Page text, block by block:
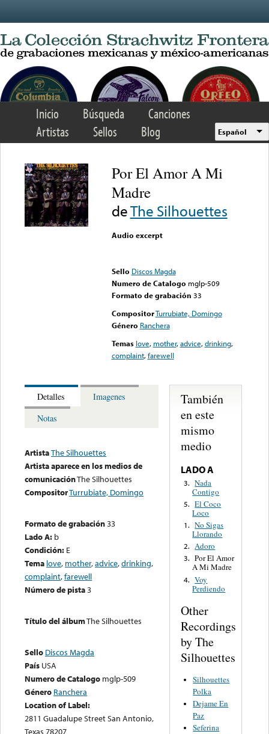
Inicio Búsqueda
Canciones
Artistas
Sellos Blog Español
Por El Amor A Mi
Madre
deThe Silhouettes
Audio excerpt
Sello Discos Magda
Numero de Catalogo mglp-509
Formato de grabación 33
CompositorTurrubiate, Domingo
Género Ranchera
Temas love, mother,advice,drinking,
complaint,farewell
Detalles
Imagenes
Notas
ArtistaThe Silhouettes
Artista aparece en los medios de
comunicaciónThe Silhouettes
CompositorTurrubiate, Domingo
Formato de grabación33
Lado A: b
Condición: E
Tema love, mother,advice,drinking,
complaint,farewell
Número de pista3
Título del álbumThe Silhouettes
Sello Discos Magda
País USA
Numero de Catalogo mglp-509
Género Ranchera
Location of Label:
2811 Guadalupe Street San Antonio,
Texas 78207
También
en este
mismo
medio
LADO A
3. Nada
Contigo
5. El Coco
Loco
1. No Sigas
Llorando
2. Adoro
3. Por El Amor
A Mi Madre
4. Voy
Perdiendo
Other
Recordings
by The
Silhouettes
Silhouettes
Polka
Dejame En
Paz
Seferina